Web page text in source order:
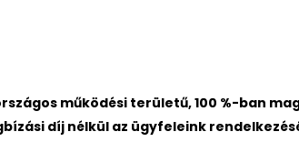
működési területű, 100 %-ban
díj nélkül az ügyfeleink